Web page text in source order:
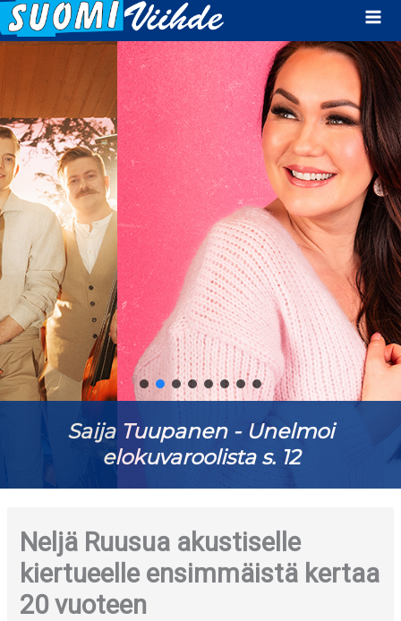
Saija Tuupanen - Unelmoi
elokuvaroolista s. 12
Neljä Ruusua akustiselle
kiertueelle ensimmäistä kertaa
20 vuoteen